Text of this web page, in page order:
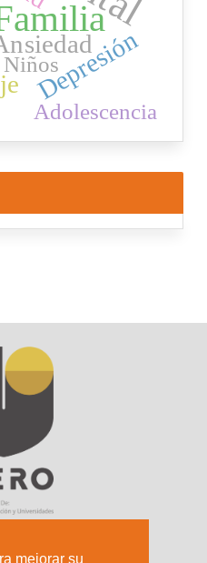
mejorar su
Depresión
Adolescencia
Niños